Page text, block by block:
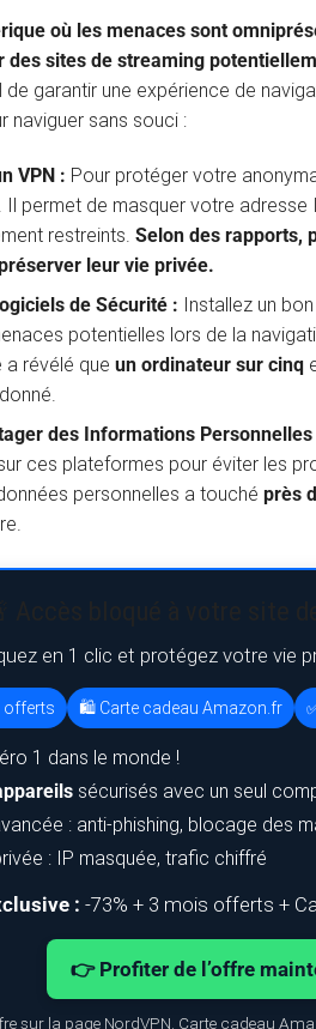
où les menaces sont
des sites de streaming
de garantir une expérience de
naviguer sans souci :
VPN : Pour protéger votre
Il permet de masquer votre adresse
restreints. Selon des rapports,
leur vie privée.
de Sécurité : Installez un
potentielles lors de la
a révélé que un ordinateur sur cinq
des Informations Personnelles
ces plateformes pour éviter les
personnelles a touché près
en 1 clic et protégez votre vie
offerts 🛍️ Carte cadeau Amazon.fr
1 dans le monde !
sécurisés avec un seul
: anti-phishing, blocage des
: IP masquée, trafic chiffré
: -73% + 3 mois offerts +
👉 Profiter de l’offre
sur la page NordVPN. Carte cadeau